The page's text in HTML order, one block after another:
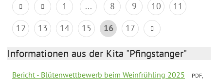
1 ... 8 9 10
11
12
13 14 15 16 17
Informationen aus der Kita "Pfingstanger"
Bericht - Blütenwettbewerb beim Weinfrühling 2025
PDF,